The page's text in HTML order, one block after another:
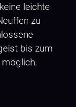
leichte
zu
bis zum